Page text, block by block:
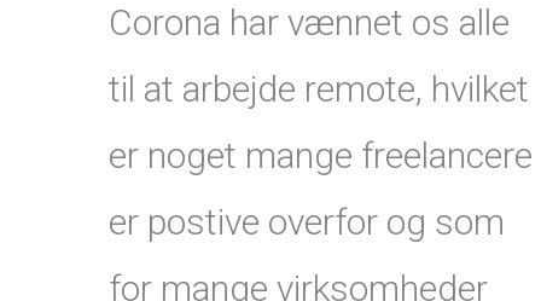
Corona har vænnet os alle
til at arbejde remote, hvilket
er noget mange freelancere
er postive overfor og som
for mange virksomheder